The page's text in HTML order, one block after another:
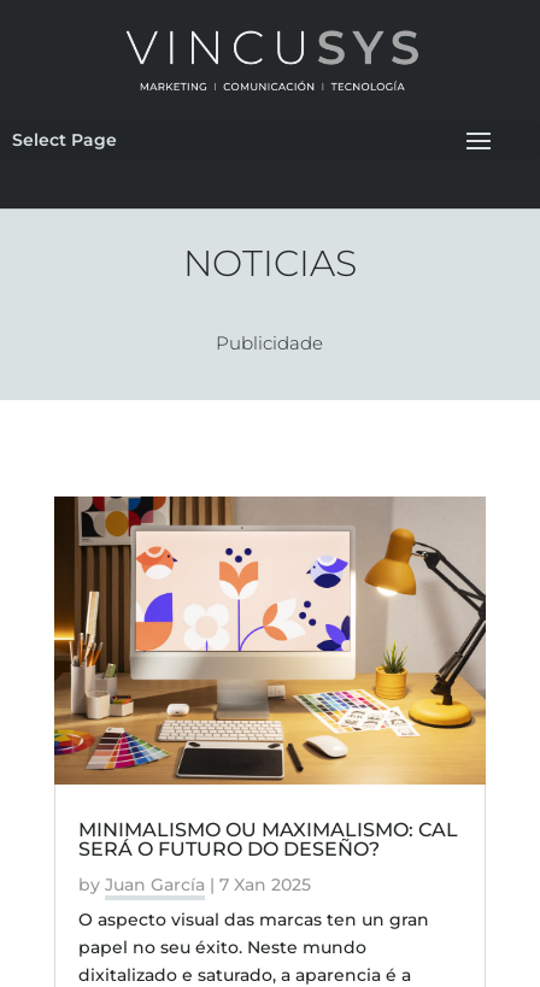
Select Page
NOTICIAS
Publicidade
MINIMALISMO OU MAXIMALISMO: CAL
SERÁ O FUTURO DO DESEÑO?
by Juan García | 7 Xan 2025
O aspecto visual das marcas ten un gran
papel no seu éxito. Neste mundo
dixitalizado e saturado, a aparencia é a